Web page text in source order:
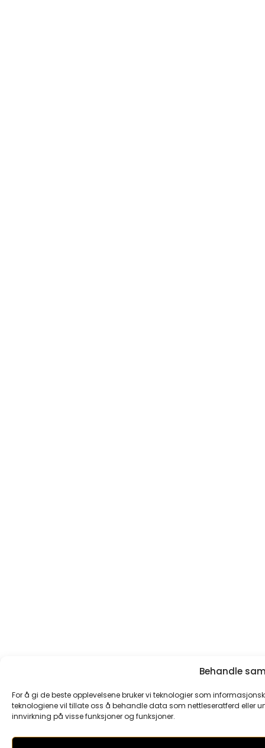
Behandle
For å gi de beste opplevelsene bruker vi teknologier som
teknologiene vil tillate oss å behandle data som nettleseratferd eller
innvirkning på visse funksjoner og funksjoner.